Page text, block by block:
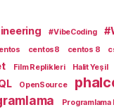
#VibeCoding
centos8 centos 8
Film Replikleri Halit Yeşil
OpenSource
Programlama